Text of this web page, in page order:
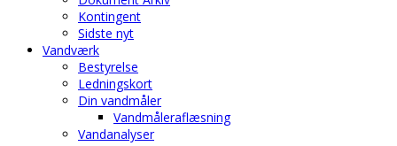
Kontingent
Sidste nyt
Vandværk
Bestyrelse
Ledningskort
Din vandmåler
Vandmåleraflæsning
Vandanalyser